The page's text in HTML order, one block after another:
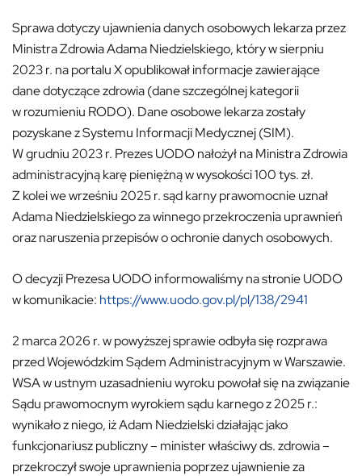
Sprawa dotyczy ujawnienia danych osobowych lekarza przez
Ministra Zdrowia Adama Niedzielskiego, który w sierpniu
2023 r. na portalu X opublikował informacje zawierające
dane dotyczące zdrowia (dane szczególnej kategorii
w rozumieniu RODO). Dane osobowe lekarza zostały
pozyskane z Systemu Informacji Medycznej (SIM).
W grudniu 2023 r. Prezes UODO nałożył na Ministra Zdrowia
administracyjną karę pieniężną w wysokości 100 tys. zł.
Z kolei we wrześniu 2025 r. sąd karny prawomocnie uznał
Adama Niedzielskiego za winnego przekroczenia uprawnień
oraz naruszenia przepisów o ochronie danych osobowych.
O decyzji Prezesa UODO informowaliśmy na stronie UODO
w komunikacie: https://www.uodo.gov.pl/pl/138/2941
2 marca 2026 r. w powyższej sprawie odbyła się rozprawa
przed Wojewódzkim Sądem Administracyjnym w Warszawie.
WSA w ustnym uzasadnieniu wyroku powołał się na związanie
Sądu prawomocnym wyrokiem sądu karnego z 2025 r.:
wynikało z niego, iż Adam Niedzielski działając jako
funkcjonariusz publiczny – minister właściwy ds. zdrowia –
przekroczył swoje uprawnienia poprzez ujawnienie za